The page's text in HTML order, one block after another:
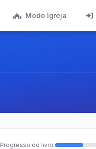
Modo Igreja
Progresso do livro: